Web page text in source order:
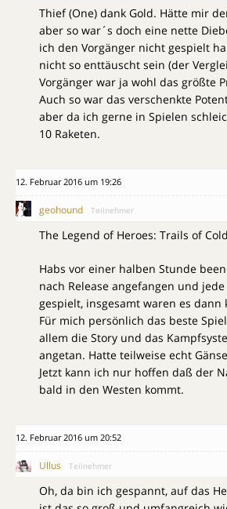
Thief (One) dank Gold. Hätte mir
aber so war´s doch eine nette
ich den Vorgänger nicht gespielt
nicht so enttäuscht sein (der
Vorgänger war ja wohl das größte
Auch so war das verschenkte
aber da ich gerne in Spielen
10 Raketen.
12. Februar 2016 um 19:26
geohound Teilnehmer
The Legend of Heroes: Trails of
Habs vor einer halben Stunde
nach Release angefangen und
gespielt, insgesamt waren es dann
Für mich persönlich das beste
allem die Story und das
angetan. Hatte teilweise echt
Jetzt kann ich nur hoffen daß der
bald in den Westen kommt.
12. Februar 2016 um 20:52
Ullus Teilnehmer
Oh, da bin ich gespannt, auf das